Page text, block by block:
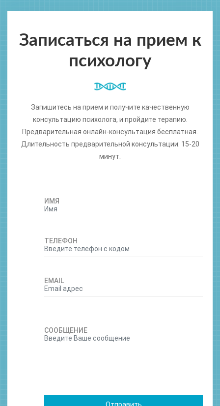
Записаться на прием к
психологу
Запишитесь на прием и получите качественную
консультацию психолога, и пройдите терапию.
Предварительная онлайн-консультация бесплатная.
Длительность предварительной консультации: 15-20
минут.
ИМЯ
ТЕЛЕФОН
EMAIL
СООБЩЕНИЕ